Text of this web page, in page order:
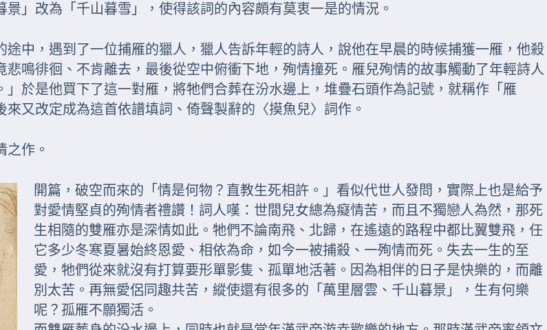
」改為「千山暮雪」，使得該詞的內容頗有莫衷一是的情況。
中，遇到了一位捕雁的獵人，獵人告訴年輕的詩人，說他在早晨的時候捕獲一雁，他殺
鳴徘徊、不肯離去，最後從空中俯衝下地，殉情撞死。雁兒殉情的故事觸動了年輕詩人
於是他買下了這一對雁，將牠們合葬在汾水邊上，堆疊石頭作為記號，就稱作「雁
又改定成為這首依譜填詞、倚聲製辭的〈摸魚兒〉詞作。
作。
開篇，破空而來的「情是何物？直教生死相許。」看似代世人發問，實際上也是給予
對愛情堅貞的殉情者禮讚！詞人嘆：世間兒女總為癡情苦，而且不獨戀人為然，那死
生相隨的雙雁亦是深情如此。牠們不論南飛、北歸，在遙遠的路程中都比翼雙飛，任
它多少冬寒夏暑始終恩愛、相依為命，如今一被捕殺、一殉情而死。失去一生的至
愛，牠們從來就沒有打算要形單影隻、孤單地活著。因為相伴的日子是快樂的，而離
別太苦。再無愛侶同趣共苦，縱使還有很多的「萬里層雲、千山暮景」，生有何樂
呢？孤雁不願獨活。